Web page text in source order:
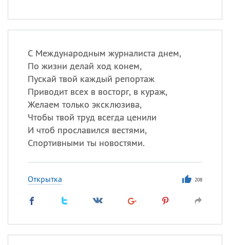
С Международным журналиста днем,
По жизни делай ход конем,
Пускай твой каждый репортаж
Приводит всех в восторг, в кураж,
Желаем только эксклюзива,
Чтобы твой труд всегда ценили
И чтоб прославился вестями,
Спортивными ты новостями.
Открытка 208